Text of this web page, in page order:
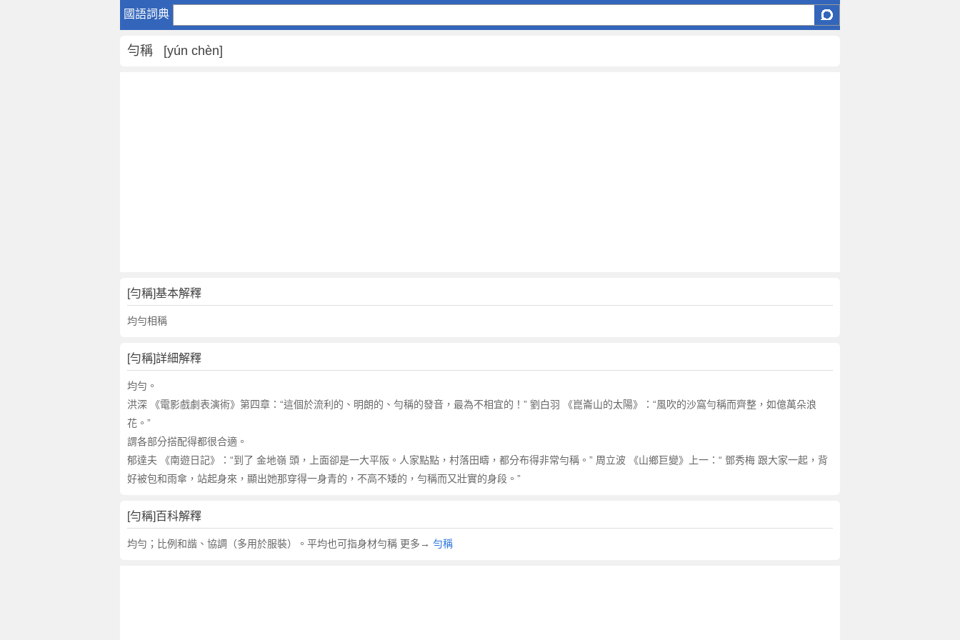
國語詞典
勻
是
什
反
義
詞
義
詞
勻
稱
的
意
思
稱
英
勻稱 [yún chèn]
[勻稱]基本解釋
均勻相稱
[勻稱]詳細解釋
均勻。
洪深 《電影戲劇表演術》第四章：“這個於流利的、明朗的、勻稱的發音，最為不相宜的！” 劉白羽 《崑崙山的太陽》：“風吹的沙窩勻稱而齊整，如億萬朵浪
花。”
謂各部分搭配得都很合適。
郁達夫 《南遊日記》：“到了 金地嶺 頭，上面卻是一大平阪。人家點點，村落田疇，都分布得非常勻稱。” 周立波 《山鄉巨變》上一：“ 鄧秀梅 跟大家一起，背
好被包和雨傘，站起身來，顯出她那穿得一身青的，不高不矮的，勻稱而又壯實的身段。”
[勻稱]百科解釋
均勻；比例和諧、協調（多用於服裝）。平均也可指身材勻稱 更多→ 勻稱